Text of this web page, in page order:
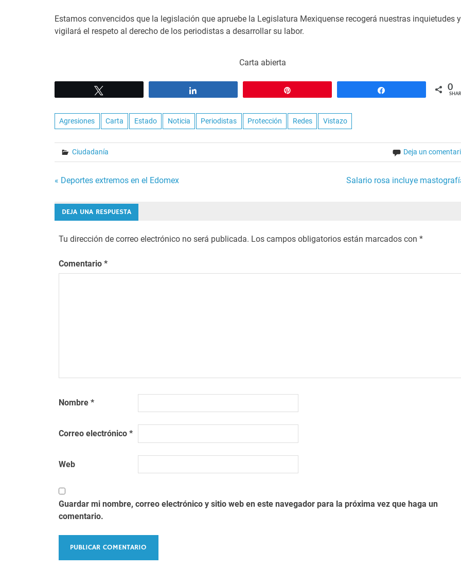
Estamos convencidos que la legislación que apruebe la Legislatura Mexiquense recogerá nuestras inquietudes y
vigilará el respeto al derecho de los periodistas a desarrollar su labor.
Carta abierta
0
Agresiones Carta Estado Noticia Periodistas Protección Redes Vistazo
Ciudadanía Deja un
Navegación
de
entradas
« Deportes extremos en el Edomex Salario rosa incluye
DEJA UNA RESPUESTA
Tu dirección de correo electrónico no será publicada. Los campos obligatorios están marcados con *
Comentario *
Nombre *
Correo electrónico *
Web
Guardar mi nombre, correo electrónico y sitio web en este navegador para la próxima vez que haga un
comentario.